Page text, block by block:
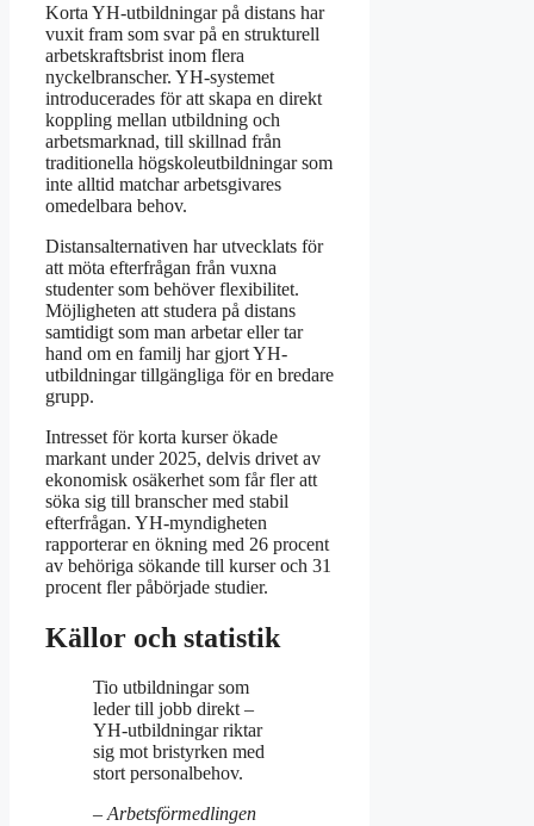
Korta YH-utbildningar på distans har
vuxit fram som svar på en strukturell
arbetskraftsbrist inom flera
nyckelbranscher. YH-systemet
introducerades för att skapa en direkt
koppling mellan utbildning och
arbetsmarknad, till skillnad från
traditionella högskoleutbildningar som
inte alltid matchar arbetsgivares
omedelbara behov.
Distansalternativen har utvecklats för
att möta efterfrågan från vuxna
studenter som behöver flexibilitet.
Möjligheten att studera på distans
samtidigt som man arbetar eller tar
hand om en familj har gjort YH-
utbildningar tillgängliga för en bredare
grupp.
Intresset för korta kurser ökade
markant under 2025, delvis drivet av
ekonomisk osäkerhet som får fler att
söka sig till branscher med stabil
efterfrågan. YH-myndigheten
rapporterar en ökning med 26 procent
av behöriga sökande till kurser och 31
procent fler påbörjade studier.
Källor och statistik
Tio utbildningar som
leder till jobb direkt –
YH-utbildningar riktar
sig mot bristyrken med
stort personalbehov.
– Arbetsförmedlingen